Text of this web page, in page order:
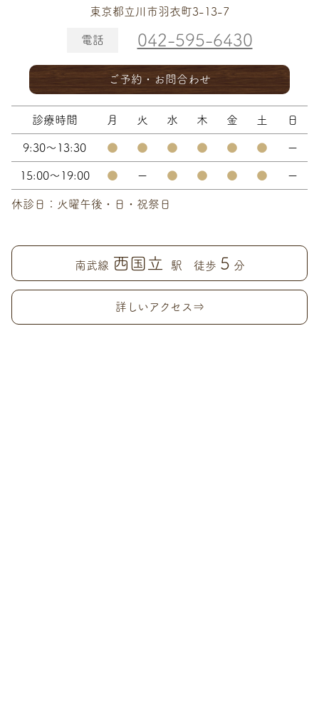
東京都立川市羽衣町3-13-7
電話 042-595-6430
ご予約・お問合わせ
診療時間 月 火 水 木 金 土 日
9:30～13:30 ● ● ● ● ● ● ー
15:00～19:00 ● ー ● ● ● ● ー
休診日：火曜午後・日・祝祭日
南武線 西国立 駅 徒歩 5 分
詳しいアクセス⇒